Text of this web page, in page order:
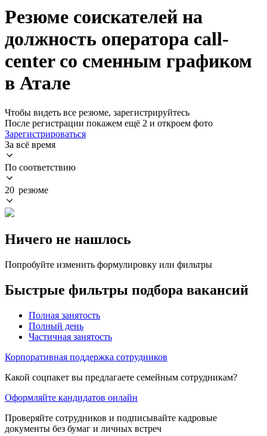
Резюме соискателей на
должность оператора call-
center со сменным графиком
в Атале
Чтобы видеть все резюме, зарегистрируйтесь
После регистрации покажем ещё 2 и откроем фото
Зарегистрироваться
За всё время
По соответствию
20 резюме
Ничего не нашлось
Попробуйте изменить формулировку или фильтры
Быстрые фильтры подбора вакансий
Полная занятость
Полный день
Частичная занятость
Корпоративная поддержка сотрудников
Какой соцпакет вы предлагаете семейным сотрудникам?
Оформляйте кандидатов онлайн
Проверяйте сотрудников и подписывайте кадровые
документы без бумаг и личных встреч